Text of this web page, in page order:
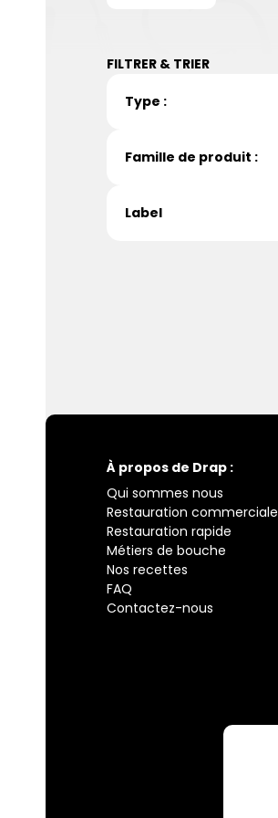
FILTRER & TRIER
Type :
Famille de produit :
Label
À propos de Drap :
Qui sommes nous
Restauration commerciale
Restauration rapide
Métiers de bouche
Nos recettes
FAQ
Contactez-nous